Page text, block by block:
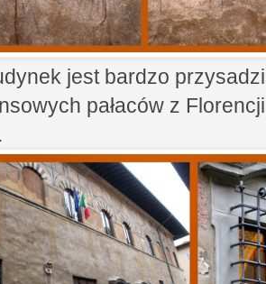
jest bardzo
pałaców z